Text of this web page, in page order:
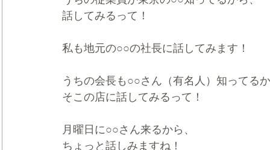
話してみるって！
私も地元の○○の社長に話してみます！
うちの会長も○○さん（有名人）知ってる
そこの店に話してみるって！
月曜日に○○さん来るから、
ちょっと話しみますね！